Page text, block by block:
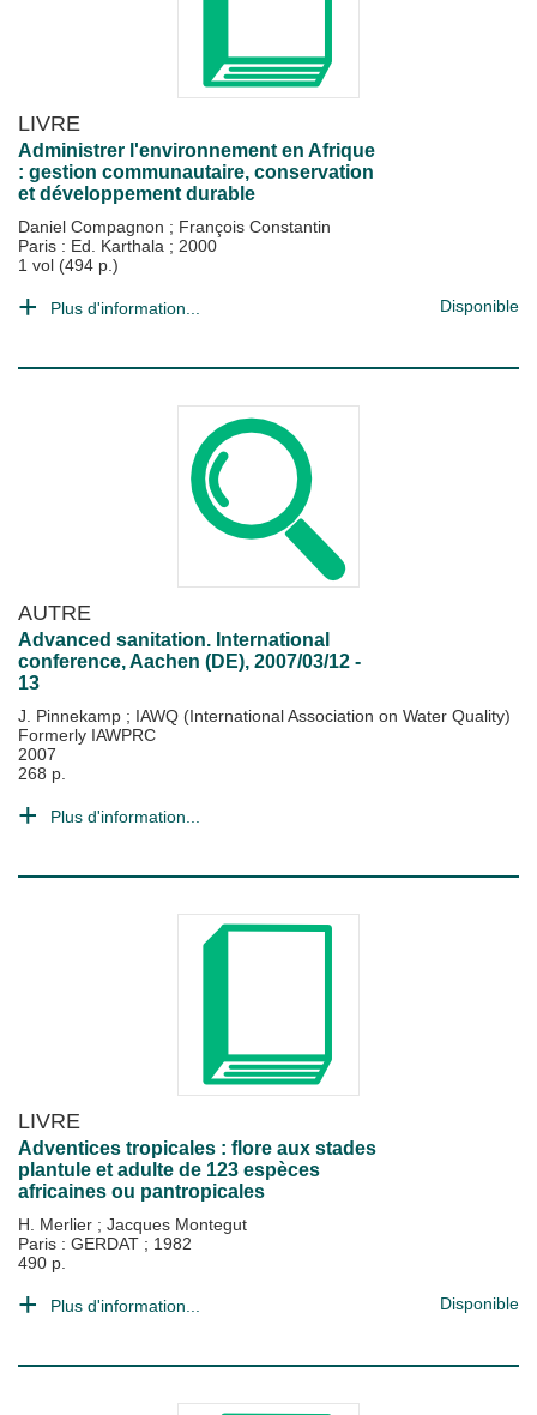
LIVRE
Administrer l'environnement en Afrique
: gestion communautaire, conservation
et développement durable
Daniel Compagnon ; François Constantin
Paris : Ed. Karthala ; 2000
1 vol (494 p.)
Plus d'information... Disponible
AUTRE
Advanced sanitation. International
conference, Aachen (DE), 2007/03/12 -
13
J. Pinnekamp ; IAWQ (International Association on Water Quality)
Formerly IAWPRC
2007
268 p.
Plus d'information...
LIVRE
Adventices tropicales : flore aux stades
plantule et adulte de 123 espèces
africaines ou pantropicales
H. Merlier ; Jacques Montegut
Paris : GERDAT ; 1982
490 p.
Plus d'information... Disponible